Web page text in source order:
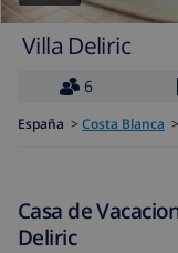
Villa Deliric
6
España > Costa Blanca >
Casa de
Deliric